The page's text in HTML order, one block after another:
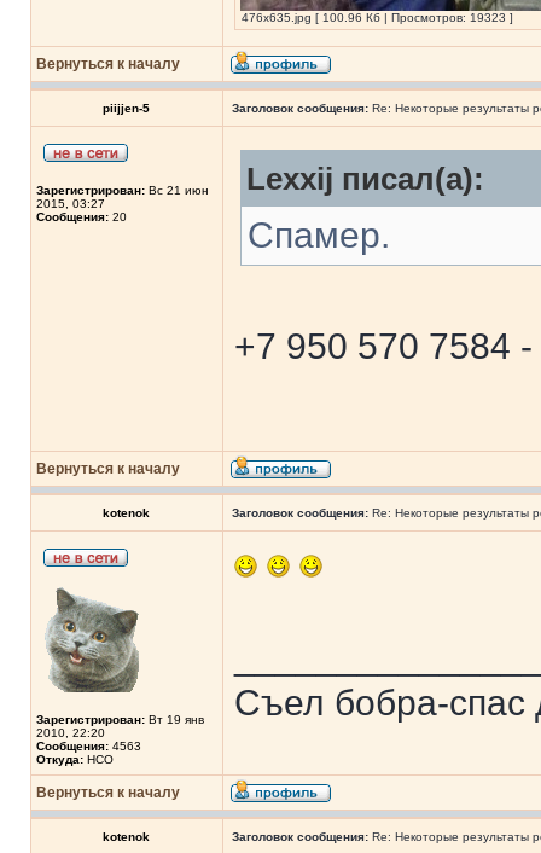
476x635.jpg [ 100.96 Кб | Просмотров: 19323 ]
Вернуться к началу
piijjen-5 Заголовок сообщения: Re: Некоторые результаты
Зарегистрирован: Вс 21 июн
2015, 03:27
Сообщения: 20
Lexxij писал(а):
Спамер.
+7 950 570 7584
Вернуться к началу
kotenok Заголовок сообщения: Re: Некоторые результаты
Зарегистрирован: Вт 19 янв
2010, 22:20
Сообщения: 4563
Откуда: НСО
Съел бобра-спас
Вернуться к началу
kotenok Заголовок сообщения: Re: Некоторые результаты